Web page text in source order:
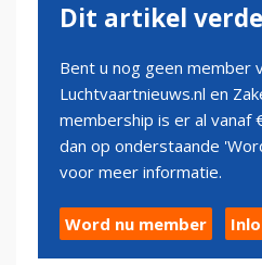
Dit artikel
Bent u nog geen member
Luchtvaartnieuws.nl en
membership is er al vanaf
dan op onderstaande
voor meer informatie.
Word nu member